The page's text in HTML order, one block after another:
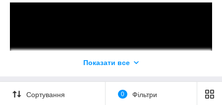
Показати все
Сортування 0 Фільтри